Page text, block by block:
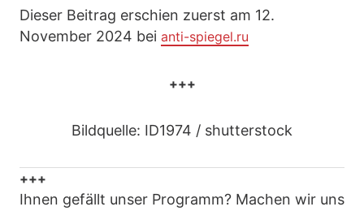
Dieser Beitrag erschien zuerst am 12.
November 2024 bei anti-spiegel.ru
+++
Bildquelle: ID1974 / shutterstock
+++
Ihnen gefällt unser Programm? Machen wir uns